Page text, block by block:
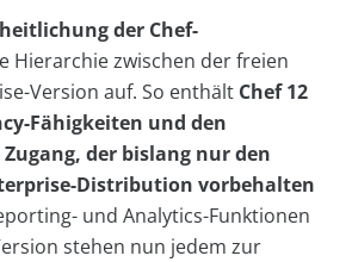
der Chef-
Hierarchie zwischen der freien
Version auf. So enthält Chef 12
Fähigkeiten und den
der bislang nur den
Distribution vorbehalten
und Analytics-Funktionen
stehen nun jedem zur